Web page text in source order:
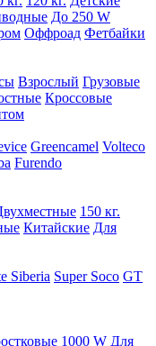
До 250 W
Оффроад Фетбайки
Взрослый Грузовые
Кроссовые
Greencamel Volteco
Furendo
150 кг.
Китайские Для
Siberia Super Soco GT
1000 W Для